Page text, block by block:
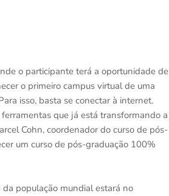
o participante terá a oportunidade de
o primeiro campus virtual de uma
isso, basta se conectar à internet.
que já está transformando a
Cohn, coordenador do curso de pós-
um curso de pós-graduação 100%
população mundial estará no